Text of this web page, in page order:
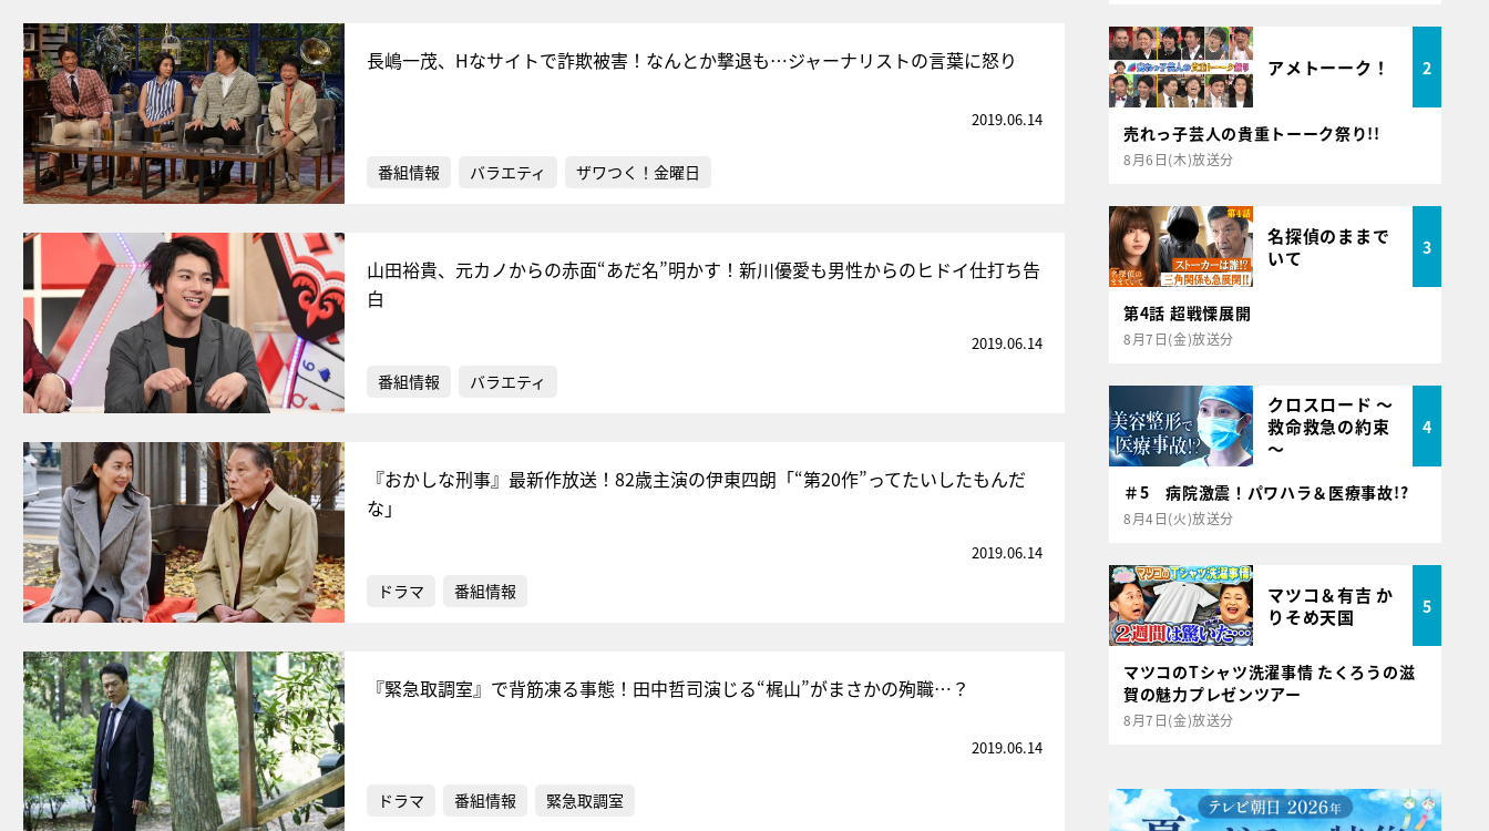
長嶋一茂、Hなサイトで詐欺被害！なんとか撃退も…ジャーナリストの言葉に怒り
2019.06.14
番組情報 バラエティ ザワつく！金曜日
山田裕貴、元カノからの赤面“あだ名”明かす！新川優愛も男性からのヒドイ仕打ち告
白
2019.06.14
番組情報 バラエティ
『おかしな刑事』最新作放送！82歳主演の伊東四朗「“第20作”ってたいしたもんだ
な」
2019.06.14
ドラマ 番組情報
『緊急取調室』で背筋凍る事態！田中哲司演じる“梶山”がまさかの殉職…？
2019.06.14
ドラマ 番組情報 緊急取調室
アメトーーク！ 2
売れっ子芸人の貴重トーーク祭り!!
8月6日(木)放送分
名探偵のままで
いて
3
第4話 超戦慄展開
8月7日(金)放送分
クロスロード ～
救命救急の約束
～
4
＃5 病院激震！パワハラ＆医療事故!?
8月4日(火)放送分
マツコ＆有吉 か
りそめ天国
5
マツコのTシャツ洗濯事情 たくろうの滋
賀の魅力プレゼンツアー
8月7日(金)放送分